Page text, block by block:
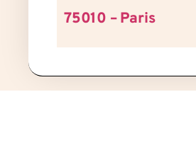
75010 – Paris